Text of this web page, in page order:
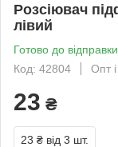
Розсіювач
лівий
Готово до відправки
Код: 42804
Опт
23 ₴
23 ₴ від 3 шт.